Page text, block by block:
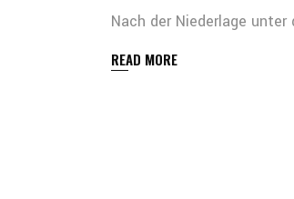
Nach der Niederlage
READ MORE